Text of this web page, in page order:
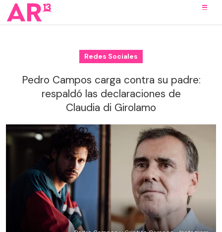
Redes Sociales
Pedro Campos carga contra su padre:
respaldó las declaraciones de
Claudia di Girolamo